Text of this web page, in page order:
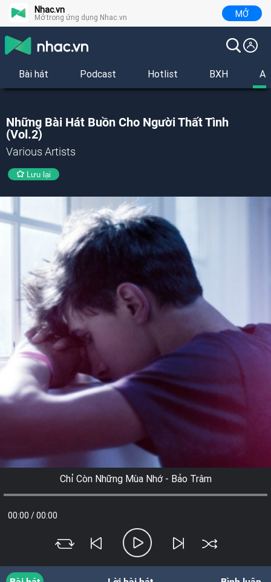
Nhac.vn
Mở trong ứng dụng Nhac.vn MỞ
Bài hát Podcast Hotlist BXH
Những Bài Hát Buồn Cho Người Thất Tình
(Vol.2)
Various Artists
Lưu lại
Chỉ Còn Những Mùa Nhớ - Bảo Trâm
00:00 /00:00